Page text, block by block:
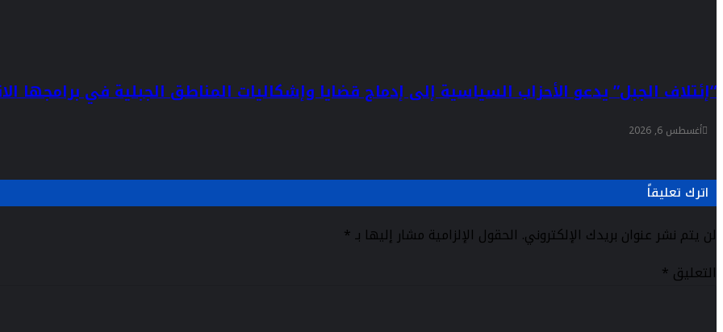
“إئتلاف الجبل” يدعو الأحزاب السياسية إلى إدماج قضايا وإشكاليات المناطق الجبلية في برامجها
أغسطس 6, 2026
اترك تعليقاً
لن يتم نشر عنوان بريدك الإلكتروني. الحقول الإلزامية مشار إليها بـ*
التعليق *